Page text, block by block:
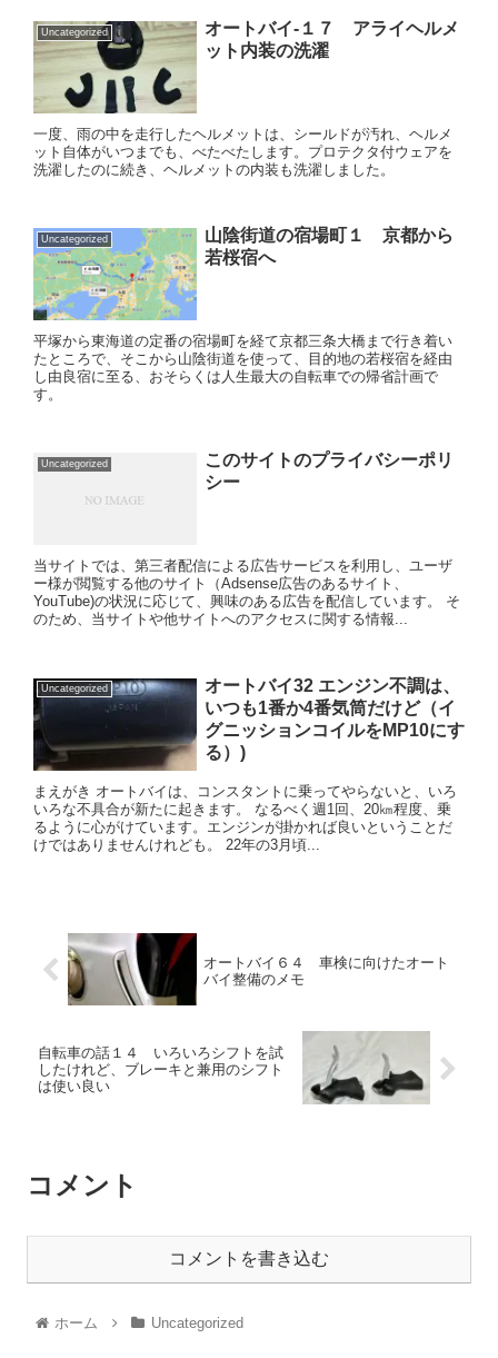
Uncategorized
オートバイ-１７ アライヘルメ
ット内装の洗濯
一度、雨の中を走行したヘルメットは、シールドが汚れ、ヘルメ
ット自体がいつまでも、べたべたします。プロテクタ付ウェアを
洗濯したのに続き、ヘルメットの内装も洗濯しました。
Uncategorized
山陰街道の宿場町１ 京都から
若桜宿へ
平塚から東海道の定番の宿場町を経て京都三条大橋まで行き着い
たところで、そこから山陰街道を使って、目的地の若桜宿を経由
し由良宿に至る、おそらくは人生最大の自転車での帰省計画で
す。
Uncategorized
このサイトのプライバシーポリ
シー
当サイトでは、第三者配信による広告サービスを利用し、ユーザ
ー様が閲覧する他のサイト（Adsense広告のあるサイト、
YouTube)の状況に応じて、興味のある広告を配信しています。 そ
のため、当サイトや他サイトへのアクセスに関する情報...
Uncategorized
オートバイ32 エンジン不調は、
いつも1番か4番気筒だけど（イ
グニッションコイルをMP10にす
る）)
まえがき オートバイは、コンスタントに乗ってやらないと、いろ
いろな不具合が新たに起きます。 なるべく週1回、20㎞程度、乗
るように心がけています。エンジンが掛かれば良いということだ
けではありませんけれども。 22年の3月頃...
オートバイ６４ 車検に向けたオート
バイ整備のメモ
自転車の話１４ いろいろシフトを試
したけれど、ブレーキと兼用のシフト
は使い良い
コメント
コメントを書き込む
ホーム Uncategorized